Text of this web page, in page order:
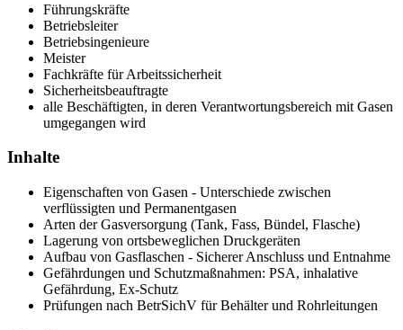
Führungskräfte
Betriebsleiter
Betriebsingenieure
Meister
Fachkräfte für Arbeitssicherheit
Sicherheitsbeauftragte
alle Beschäftigten, in deren Verantwortungsbereich mit Gasen
umgegangen wird
Inhalte
Eigenschaften von Gasen - Unterschiede zwischen
verflüssigten und Permanentgasen
Arten der Gasversorgung (Tank, Fass, Bündel, Flasche)
Lagerung von ortsbeweglichen Druckgeräten
Aufbau von Gasflaschen - Sicherer Anschluss und Entnahme
Gefährdungen und Schutzmaßnahmen: PSA, inhalative
Gefährdung, Ex-Schutz
Prüfungen nach BetrSichV für Behälter und Rohrleitungen